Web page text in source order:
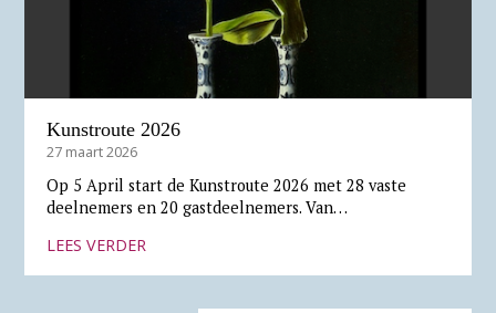
Kunstroute 2026
27 maart 2026
Op 5 April start de Kunstroute 2026 met 28 vaste
deelnemers en 20 gastdeelnemers. Van…
LEES VERDER